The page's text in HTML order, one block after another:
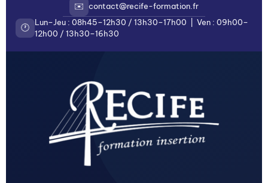
✉️ contact@recife-formation.fr
🕐
Lun–Jeu : 08h45–12h30 / 13h30–17h00 | Ven : 09h00–
12h00 / 13h30–16h30